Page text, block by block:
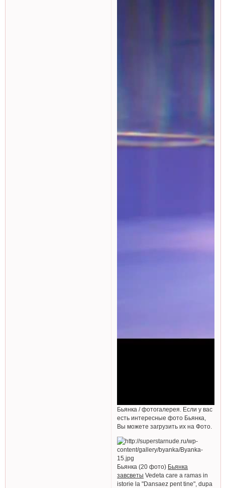
Бьянка / фотогалерея. Если у вас
есть интересные фото Бьянка,
Вы можете загрузить их на Фото.
Бьянка (20 фото) Бьянка
завсветы Vedeta care a ramas in
istorie la "Dansaez pent tine", dupa